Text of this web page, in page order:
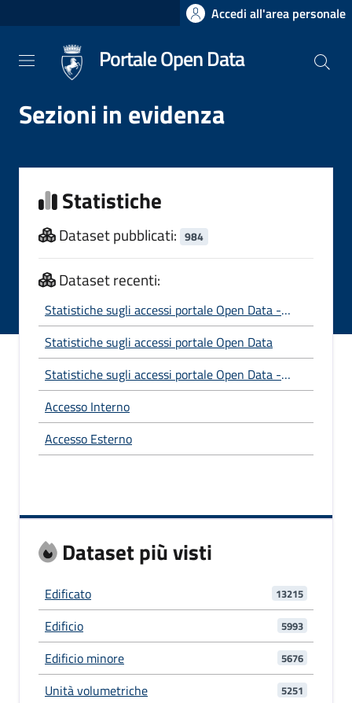
al
principale
Accedi all'area personale
Portale Open Data
Sezioni in evidenza
Statistiche
Dataset pubblicati: 984
Dataset recenti:
Statistiche sugli accessi portale Open Data -
Anno 2026
Statistiche sugli accessi portale Open Data
Statistiche sugli accessi portale Open Data -
Anno 2025
Accesso Interno
Accesso Esterno
Dataset più visti
Edificato 13215
Edificio 5993
Edificio minore 5676
Unità volumetriche 5251